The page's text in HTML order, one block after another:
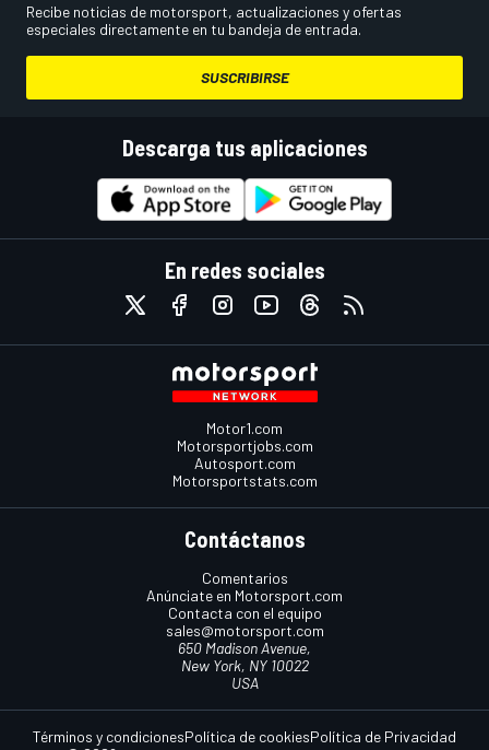
Recibe noticias de motorsport, actualizaciones y ofertas
especiales directamente en tu bandeja de entrada.
SUSCRIBIRSE
Descarga tus aplicaciones
En redes sociales
Motor1.com
Motorsportjobs.com
Autosport.com
Motorsportstats.com
Contáctanos
Comentarios
Anúnciate en Motorsport.com
Contacta con el equipo
sales@motorsport.com
650 Madison Avenue,
New York, NY 10022
USA
Términos y condicionesPolítica de cookiesPolítica de Privacidad